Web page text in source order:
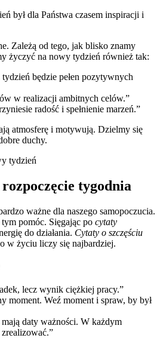
był dla Państwa czasem inspiracji i
Zależą od tego, jak blisko znamy
życzyć na nowy tydzień również tak:
będzie pełen pozytywnych
w realizacji ambitnych celów.”
radość i spełnienie marzeń.”
atmosferę i motywują. Dzielmy się
duchy.
tygodnia
ważne dla naszego samopoczucia.
pomóc. Sięgając po cytaty
do działania. Cytaty o szczęściu
w życiu liczy się najbardziej.
lecz wynik ciężkiej pracy.”
moment. Weź moment i spraw, by był
daty ważności. W każdym